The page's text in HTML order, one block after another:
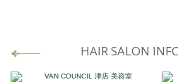
HAIR SALON